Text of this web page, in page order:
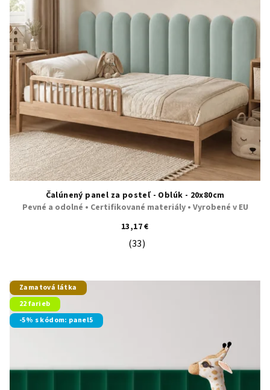
Čalúnený panel za posteľ - Oblúk - 20x80cm
Pevné a odolné • Certifikované materiály • Vyrobené v EU
13,17 €
Priemerné hodnotenie produktu
(33)
Zamatová látka
22 farieb
-5% s kódom: panel5